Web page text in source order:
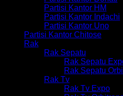
Partisi Kantor HM
Partisi Kantor Indachi
Partisi Kantor Uno
Partisi Kantor Chitose
Rak
Rak Sepatu
Rak Sepatu
Rak Sepatu
Rak Tv
Rak Tv Expo